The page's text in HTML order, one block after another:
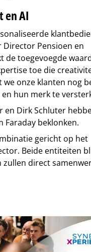
AI
Director Pensioen en
de toegevoegde
toe die
onze klanten nog
hun merk te
en Dirk Schluter
Faraday beklonken.
gericht op het
Beide entiteiten
direct